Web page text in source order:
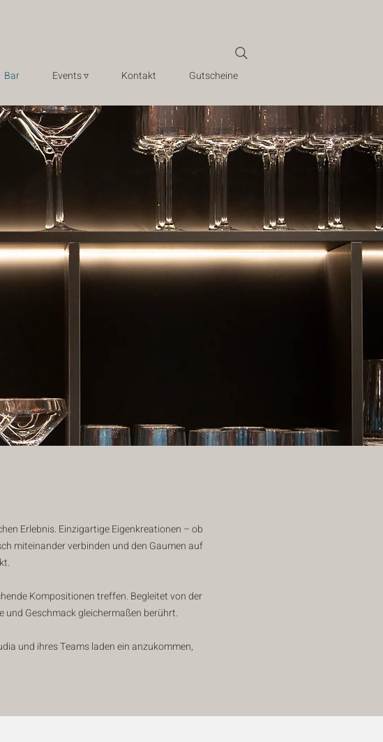
Bar Events ▿ Kontakt Gutscheine
Erlebnis. Einzigartige Eigenkreationen – ob
miteinander verbinden und den Gaumen auf
Kompositionen treffen. Begleitet von der
und Geschmack gleichermaßen berührt.
und ihres Teams laden ein anzukommen,